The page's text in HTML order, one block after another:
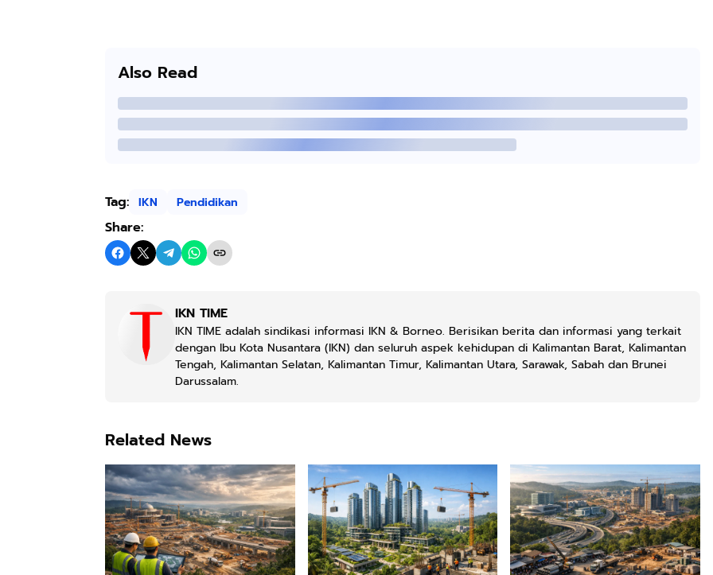
Also Read
Tag: IKN Pendidikan
Share:
IKN TIME
IKN TIME adalah sindikasi informasi IKN & Borneo. Berisikan berita dan informasi yang terkait
dengan Ibu Kota Nusantara (IKN) dan seluruh aspek kehidupan di Kalimantan Barat, Kalimantan
Tengah, Kalimantan Selatan, Kalimantan Timur, Kalimantan Utara, Sarawak, Sabah dan Brunei
Darussalam.
Related News